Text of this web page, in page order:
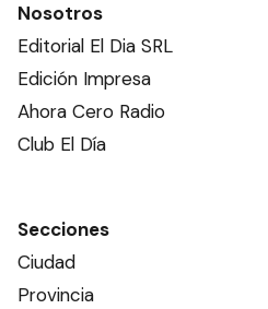
Nosotros
Editorial El Dia SRL
Edición Impresa
Ahora Cero Radio
Club El Día
Secciones
Ciudad
Provincia